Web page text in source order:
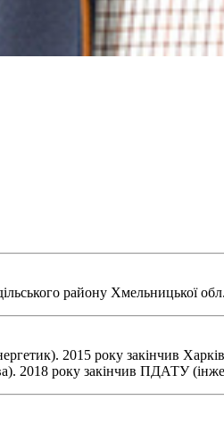
району Хмельницької обл.
2015 року закінчив
2018 року закінчив ПДАТУ